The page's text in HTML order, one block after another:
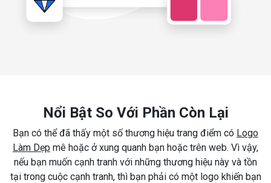
Nổi Bật So Với Phần Còn Lại
Bạn có thể đã thấy một số thương hiệu trang điểm có Logo
Làm Dẹp mê hoặc ở xung quanh bạn hoặc trên web. Vì vậy,
nếu bạn muốn cạnh tranh với những thương hiệu này và tồn
tại trong cuộc cạnh tranh, thì bạn phải có một logo khiến bạn